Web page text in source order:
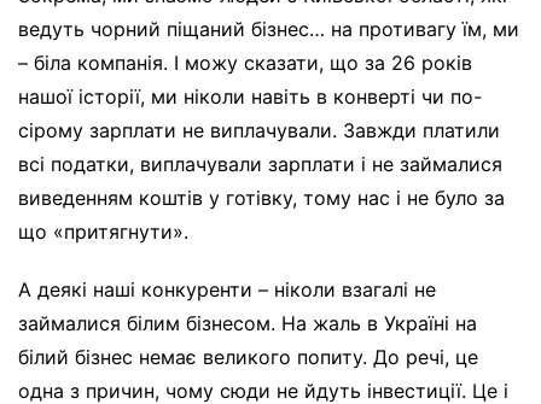
ведуть чорний піщаний бізнес… на противагу їм, ми
– біла компанія. І можу сказати, що за 26 років
нашої історії, ми ніколи навіть в конверті чи по-
сірому зарплати не виплачували. Завжди платили
всі податки, виплачували зарплати і не займалися
виведенням коштів у готівку, тому нас і не було за
що «притягнути».
А деякі наші конкуренти – ніколи взагалі не
займалися білим бізнесом. На жаль в Україні на
білий бізнес немає великого попиту. До речі, це
одна з причин, чому сюди не йдуть інвестиції. Це і